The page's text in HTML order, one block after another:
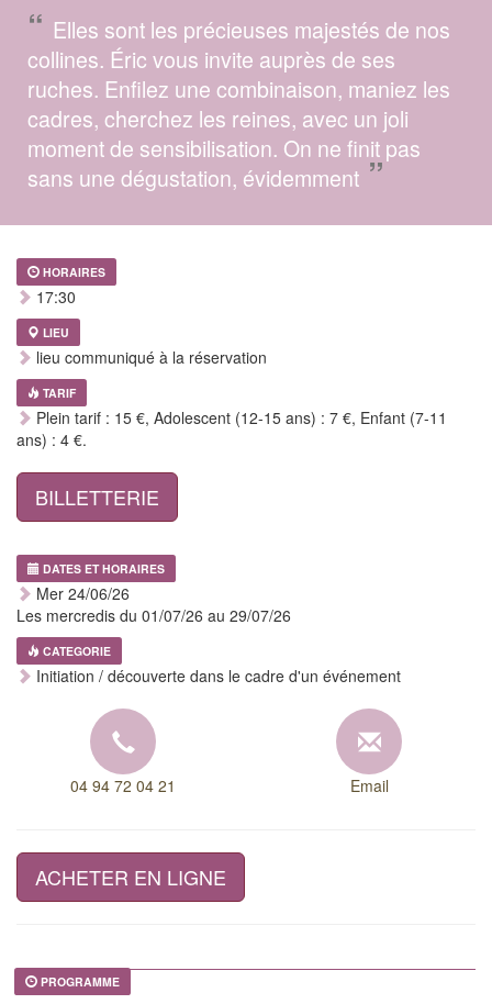
“ Elles sont les précieuses majestés de nos
collines. Éric vous invite auprès de ses
ruches. Enfilez une combinaison, maniez les
cadres, cherchez les reines, avec un joli
moment de sensibilisation. On ne finit pas
sans une dégustation, évidemment”
HORAIRES
17:30
LIEU
lieu communiqué à la réservation
TARIF
Plein tarif : 15 €, Adolescent (12-15 ans) : 7 €, Enfant (7-11
ans) : 4 €.
BILLETTERIE
DATES ET HORAIRES
Mer 24/06/26
Les mercredis du 01/07/26 au 29/07/26
CATEGORIE
Initiation / découverte dans le cadre d'un événement
04 94 72 04 21 Email
ACHETER EN LIGNE
PROGRAMME